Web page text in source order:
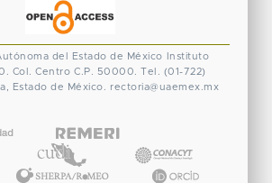
del Estado de México
Instituto
Col. Centro C.P. 50000. Tel. (01-722)
Estado de México. rectoria@uaemex.mx